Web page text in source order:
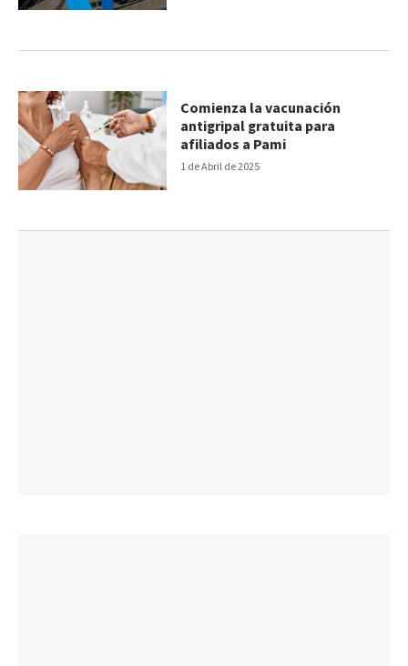
1 de Abril de 2025
Comienza la vacunación
antigripal gratuita para
afiliados a Pami